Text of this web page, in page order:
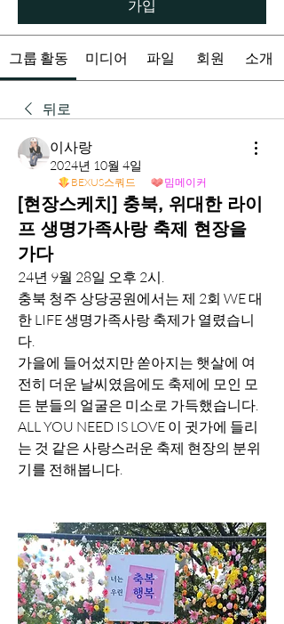
가입
그룹 활동 미디어 파일 회원 소개
뒤로
이사랑
2024년 10월 4일
BEXUS스쿼드 밈메이커
[현장스케치] 충북, 위대한 라이
프 생명가족사랑 축제 현장을
가다
24년 9월 28일 오후 2시.
충북 청주 상당공원에서는 제 2회 WE 대
한 LIFE 생명가족사랑 축제가 열렸습니
다.
가을에 들어섰지만 쏟아지는 햇살에 여
전히 더운 날씨였음에도 축제에 모인 모
든 분들의 얼굴은 미소로 가득했습니다.
ALL YOU NEED IS LOVE 이 귓가에 들리
는 것 같은 사랑스러운 축제 현장의 분위
기를 전해봅니다.